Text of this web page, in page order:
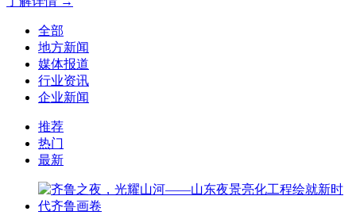
全部
地方新闻
媒体报道
行业资讯
企业新闻
推荐
热门
最新